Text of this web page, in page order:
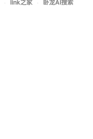
· link之家 · 卧龙AI搜索